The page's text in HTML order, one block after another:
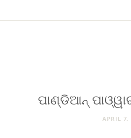
ପାଣ୍ଡିଆନ୍
APRIL 7,